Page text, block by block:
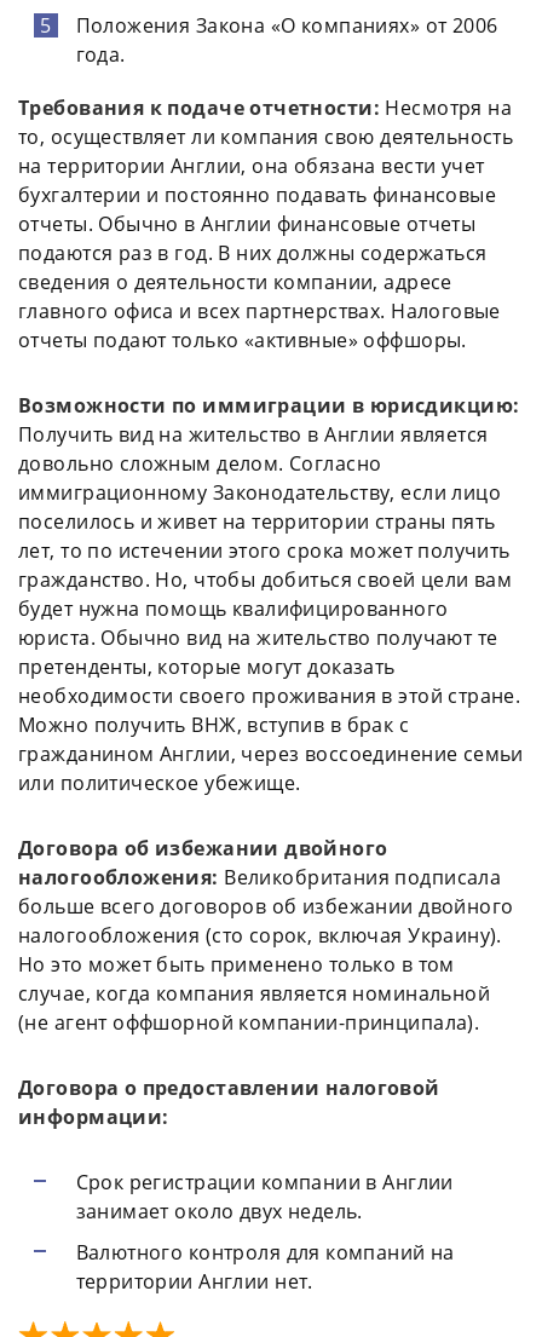
Положения Закона «О компаниях» от 2006
года.
Требования к подаче отчетности: Несмотря на
то, осуществляет ли компания свою деятельность
на территории Англии, она обязана вести учет
бухгалтерии и постоянно подавать финансовые
отчеты. Обычно в Англии финансовые отчеты
подаются раз в год. В них должны содержаться
сведения о деятельности компании, адресе
главного офиса и всех партнерствах. Налоговые
отчеты подают только «активные» оффшоры.
Возможности по иммиграции в юрисдикцию:
Получить вид на жительство в Англии является
довольно сложным делом. Согласно
иммиграционному Законодательству, если лицо
поселилось и живет на территории страны пять
лет, то по истечении этого срока может получить
гражданство. Но, чтобы добиться своей цели вам
будет нужна помощь квалифицированного
юриста. Обычно вид на жительство получают те
претенденты, которые могут доказать
необходимости своего проживания в этой стране.
Можно получить ВНЖ, вступив в брак с
гражданином Англии, через воссоединение семьи
или политическое убежище.
Договора об избежании двойного
налогообложения: Великобритания подписала
больше всего договоров об избежании двойного
налогообложения (сто сорок, включая Украину).
Но это может быть применено только в том
случае, когда компания является номинальной
(не агент оффшорной компании-принципала).
Договора о предоставлении налоговой
информации:
Срок регистрации компании в Англии
занимает около двух недель.
Валютного контроля для компаний на
территории Англии нет.